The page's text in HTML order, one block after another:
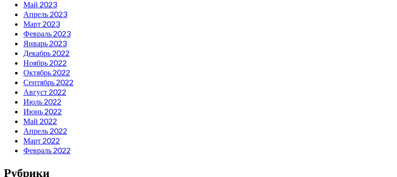
Май 2023
Апрель 2023
Март 2023
Февраль 2023
Январь 2023
Декабрь 2022
Ноябрь 2022
Октябрь 2022
Сентябрь 2022
Август 2022
Июль 2022
Июнь 2022
Май 2022
Апрель 2022
Март 2022
Февраль 2022
Рубрики